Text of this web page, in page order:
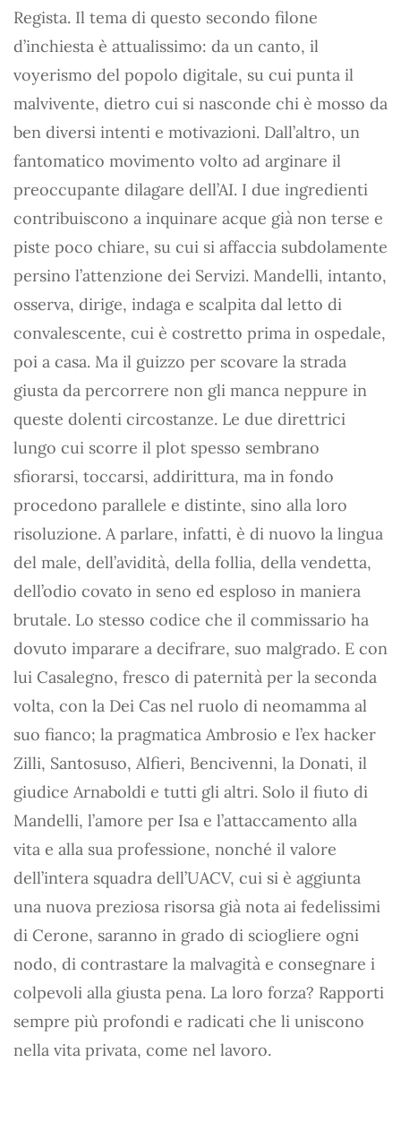
Regista. Il tema di questo secondo filone
d’inchiesta è attualissimo: da un canto, il
voyerismo del popolo digitale, su cui punta il
malvivente, dietro cui si nasconde chi è mosso da
ben diversi intenti e motivazioni. Dall’altro, un
fantomatico movimento volto ad arginare il
preoccupante dilagare dell’AI. I due ingredienti
contribuiscono a inquinare acque già non terse e
piste poco chiare, su cui si affaccia subdolamente
persino l’attenzione dei Servizi. Mandelli, intanto,
osserva, dirige, indaga e scalpita dal letto di
convalescente, cui è costretto prima in ospedale,
poi a casa. Ma il guizzo per scovare la strada
giusta da percorrere non gli manca neppure in
queste dolenti circostanze. Le due direttrici
lungo cui scorre il plot spesso sembrano
sfiorarsi, toccarsi, addirittura, ma in fondo
procedono parallele e distinte, sino alla loro
risoluzione. A parlare, infatti, è di nuovo la lingua
del male, dell’avidità, della follia, della vendetta,
dell’odio covato in seno ed esploso in maniera
brutale. Lo stesso codice che il commissario ha
dovuto imparare a decifrare, suo malgrado. E con
lui Casalegno, fresco di paternità per la seconda
volta, con la Dei Cas nel ruolo di neomamma al
suo fianco; la pragmatica Ambrosio e l’ex hacker
Zilli, Santosuso, Alfieri, Bencivenni, la Donati, il
giudice Arnaboldi e tutti gli altri. Solo il fiuto di
Mandelli, l’amore per Isa e l’attaccamento alla
vita e alla sua professione, nonché il valore
dell’intera squadra dell’UACV, cui si è aggiunta
una nuova preziosa risorsa già nota ai fedelissimi
di Cerone, saranno in grado di sciogliere ogni
nodo, di contrastare la malvagità e consegnare i
colpevoli alla giusta pena. La loro forza? Rapporti
sempre più profondi e radicati che li uniscono
nella vita privata, come nel lavoro.